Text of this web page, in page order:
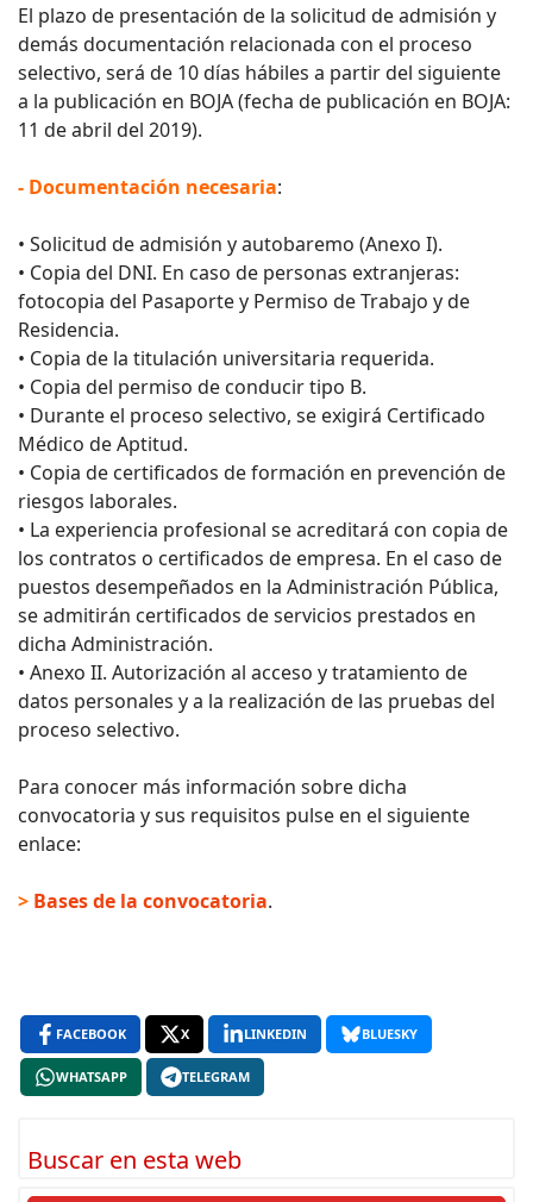
El plazo de presentación de la solicitud de admisión y
demás documentación relacionada con el proceso
selectivo, será de 10 días hábiles a partir del siguiente
a la publicación en BOJA (fecha de publicación en BOJA:
11 de abril del 2019).
- Documentación necesaria:
• Solicitud de admisión y autobaremo (Anexo I).
• Copia del DNI. En caso de personas extranjeras:
fotocopia del Pasaporte y Permiso de Trabajo y de
Residencia.
• Copia de la titulación universitaria requerida.
• Copia del permiso de conducir tipo B.
• Durante el proceso selectivo, se exigirá Certificado
Médico de Aptitud.
• Copia de certificados de formación en prevención de
riesgos laborales.
• La experiencia profesional se acreditará con copia de
los contratos o certificados de empresa. En el caso de
puestos desempeñados en la Administración Pública,
se admitirán certificados de servicios prestados en
dicha Administración.
• Anexo II. Autorización al acceso y tratamiento de
datos personales y a la realización de las pruebas del
proceso selectivo.
Para conocer más información sobre dicha
convocatoria y sus requisitos pulse en el siguiente
enlace:
> Bases de la convocatoria.
FACEBOOK X LINKEDIN BLUESKY
WHATSAPP TELEGRAM
Buscar en esta web